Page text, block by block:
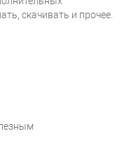
скачивать и прочее.
мне не удобно
что максимум
скорость печати нам
работы
если нужно,
или наличные, вот
по сравнению с